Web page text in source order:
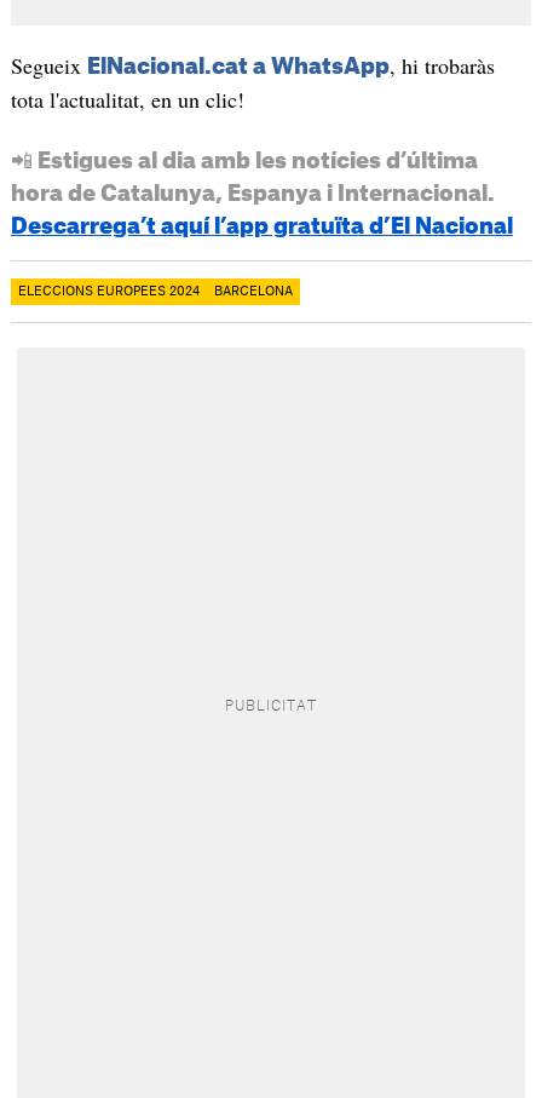
Segueix ElNacional.cat a WhatsApp, hi trobaràs
tota l'actualitat, en un clic!
📲 Estigues al dia amb les notícies d’última
hora de Catalunya, Espanya i Internacional.
Descarrega’t aquí l’app gratuïta d’El Nacional
ELECCIONS EUROPEES 2024 BARCELONA